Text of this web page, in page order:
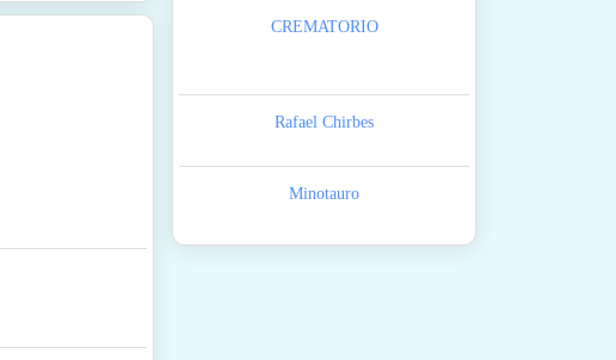
CREMATORIO
Rafael Chirbes
Minotauro